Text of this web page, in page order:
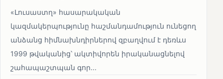
«Լուսաստղ» հասարակական
կազմակերպությունը հաշմանդամություն ունեցող
անձանց հիմնախնդիրներով զբաղվում է դեռևս
1999 թվականից՝ ակտիվորեն իրականացնելով
շահապաշտպան գոր...